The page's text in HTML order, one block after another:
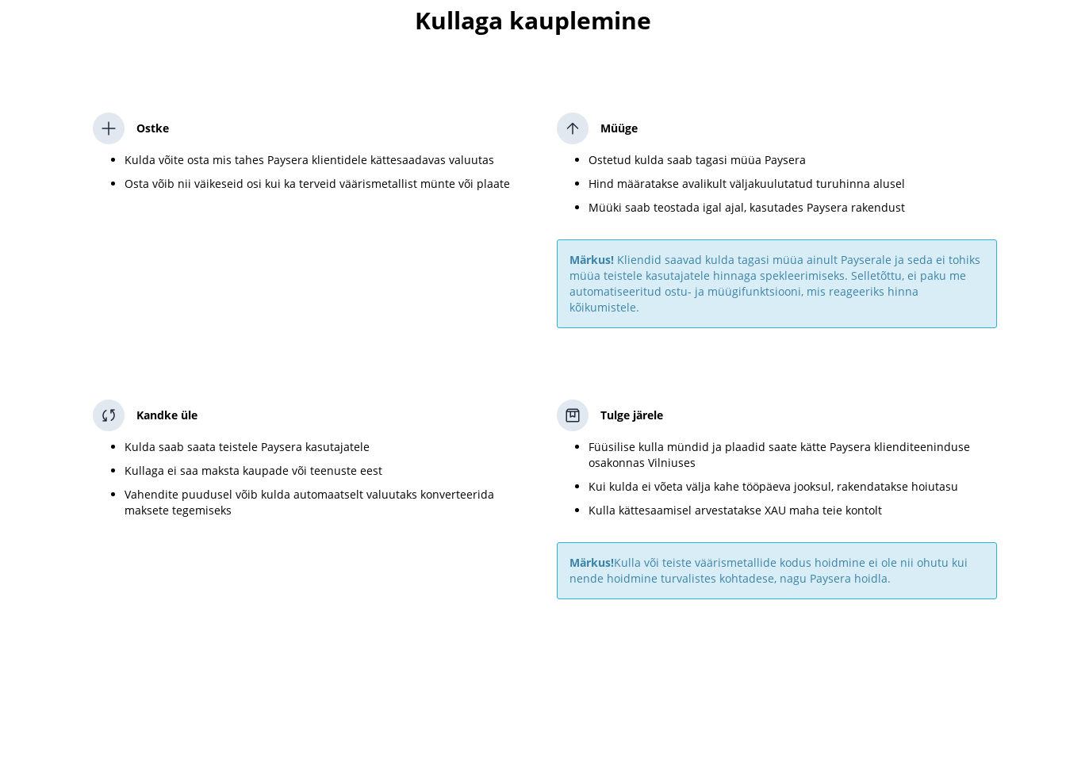
Kullaga kauplemine
Ostke
Kulda võite osta mis tahes Paysera klientidele kättesaadavas valuutas
Osta võib nii väikeseid osi kui ka terveid väärismetallist münte või plaate
Müüge
Ostetud kulda saab tagasi müüa Paysera
Hind määratakse avalikult väljakuulutatud turuhinna alusel
Müüki saab teostada igal ajal, kasutades Paysera rakendust
Märkus! Kliendid saavad kulda tagasi müüa ainult Payserale ja seda ei tohiks
müüa teistele kasutajatele hinnaga spekleerimiseks. Selletõttu, ei paku me
automatiseeritud ostu- ja müügifunktsiooni, mis reageeriks hinna
kõikumistele.
Kandke üle
Kulda saab saata teistele Paysera kasutajatele
Kullaga ei saa maksta kaupade või teenuste eest
Vahendite puudusel võib kulda automaatselt valuutaks konverteerida
maksete tegemiseks
Tulge järele
Füüsilise kulla mündid ja plaadid saate kätte Paysera klienditeeninduse
osakonnas Vilniuses
Kui kulda ei võeta välja kahe tööpäeva jooksul, rakendatakse hoiutasu
Kulla kättesaamisel arvestatakse XAU maha teie kontolt
Märkus!Kulla või teiste väärismetallide kodus hoidmine ei ole nii ohutu kui
nende hoidmine turvalistes kohtadese, nagu Paysera hoidla.